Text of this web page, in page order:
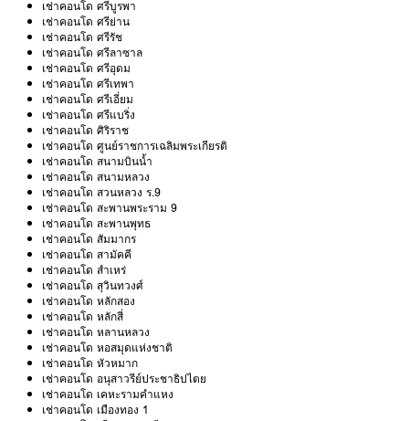
เช่าคอนโด ศรีบูรพา
เช่าคอนโด ศรีย่าน
เช่าคอนโด ศรีรัช
เช่าคอนโด ศรีลาซาล
เช่าคอนโด ศรีอุดม
เช่าคอนโด ศรีเทพา
เช่าคอนโด ศรีเอี่ยม
เช่าคอนโด ศรีแบริ่ง
เช่าคอนโด ศิริราช
เช่าคอนโด ศูนย์ราชการเฉลิมพระเกียรติ
เช่าคอนโด สนามบินน้ำ
เช่าคอนโด สนามหลวง
เช่าคอนโด สวนหลวง ร.9
เช่าคอนโด สะพานพระราม 9
เช่าคอนโด สะพานพุทธ
เช่าคอนโด สัมมากร
เช่าคอนโด สามัคคี
เช่าคอนโด สำเหร่
เช่าคอนโด สุวินทวงศ์
เช่าคอนโด หลักสอง
เช่าคอนโด หลักสี่
เช่าคอนโด หลานหลวง
เช่าคอนโด หอสมุดแห่งชาติ
เช่าคอนโด หัวหมาก
เช่าคอนโด อนุสาวรีย์ประชาธิปไตย
เช่าคอนโด เคหะรามคำแหง
เช่าคอนโด เมืองทอง 1